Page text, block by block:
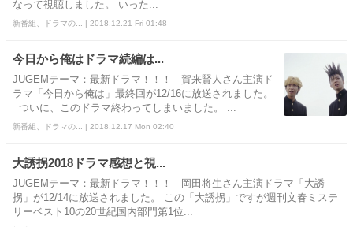
なって視聴しました。 いった...
新番組、ドラマの... | 2018.12.21 Fri 01:48
今日から俺はドラマ続編は...
JUGEMテーマ：最新ドラマ！！！ 賀来賢人さん主演ド
ラマ「今日から俺は」最終回が12/16に放送されました。
ついに、このドラマ終わってしまいました。 ...
新番組、ドラマの... | 2018.12.17 Mon 02:40
大誘拐2018ドラマ感想と視...
JUGEMテーマ：最新ドラマ！！！ 岡田将生さん主演ドラマ「大誘
拐」が12/14に放送されました。 この「大誘拐」ですが週刊文春ミステ
リーベスト10の20世紀国内部門第1位...